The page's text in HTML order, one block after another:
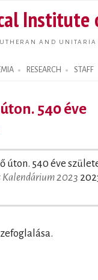
main
Institute
AND
RESEARCH STAFF
540 éve
úton. 540 éve
Kalendárium 2023